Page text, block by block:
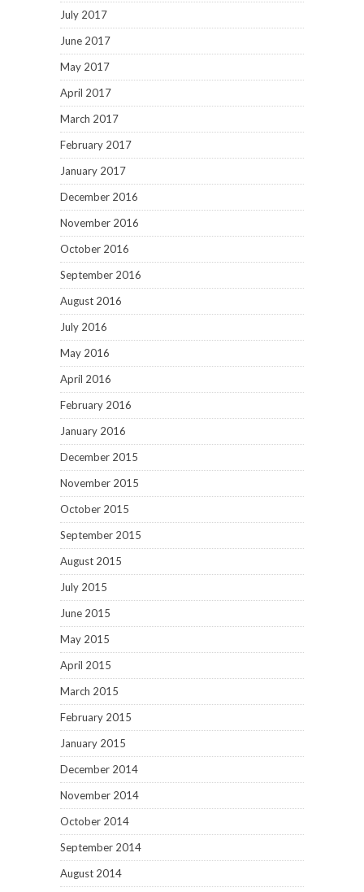
July 2017
June 2017
May 2017
April 2017
March 2017
February 2017
January 2017
December 2016
November 2016
October 2016
September 2016
August 2016
July 2016
May 2016
April 2016
February 2016
January 2016
December 2015
November 2015
October 2015
September 2015
August 2015
July 2015
June 2015
May 2015
April 2015
March 2015
February 2015
January 2015
December 2014
November 2014
October 2014
September 2014
August 2014